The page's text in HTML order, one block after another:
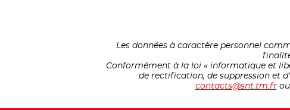
Les données à caractère personnel
Conformément à la loi « informatique et
de rectification, de suppression et
contacts@snt.tm.frou